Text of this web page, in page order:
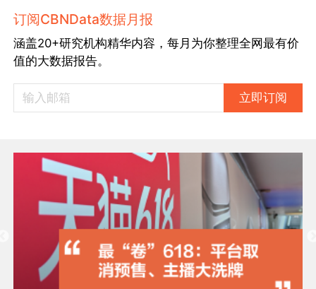
订阅CBNData数据月报
涵盖20+研究机构精华内容，每月为你整理全网最有价
值的大数据报告。
立即订阅